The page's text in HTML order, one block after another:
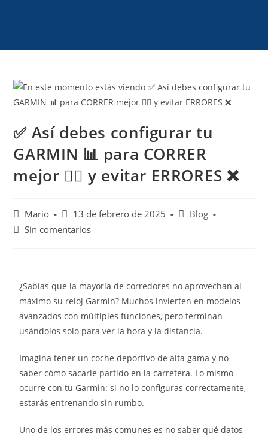
✅ Así debes configurar tu
GARMIN 📊 para CORRER
mejor 🏃‍♂️ y evitar ERRORES ❌
Mario 13 de febrero de 2025
Blog
Sin comentarios
¿Sabías que la mayoría de corredores no aprovechan al
máximo su reloj Garmin? Muchos invierten en modelos
avanzados con múltiples funciones, pero terminan
usándolos solo para ver la hora y la distancia.
Imagina tener un coche deportivo de alta gama y no
saber cómo sacarle partido en la carretera. Lo mismo
ocurre con tu Garmin: si no lo configuras correctamente,
estarás entrenando sin rumbo.
Uno de los errores más comunes es no saber qué datos